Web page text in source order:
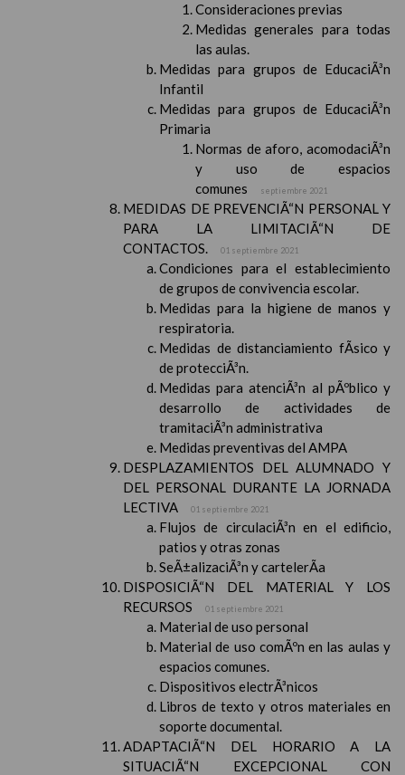
Consideraciones previas
Medidas generales para todas
las aulas.
Medidas para grupos de EducaciÃ³n
Infantil
Medidas para grupos de EducaciÃ³n
Primaria
Normas de aforo, acomodaciÃ³n
y uso de espacios
comunes
septiembre 2021
MEDIDAS DE PREVENCIÃ“N PERSONAL Y
PARA LA LIMITACIÃ“N DE
CONTACTOS.
01 septiembre 2021
Condiciones para el establecimiento
de grupos de convivencia escolar.
Medidas para la higiene de manos y
respiratoria.
Medidas de distanciamiento fÃ­sico y
de protecciÃ³n.
Medidas para atenciÃ³n al pÃºblico y
desarrollo de actividades de
tramitaciÃ³n administrativa
Medidas preventivas del AMPA
DESPLAZAMIENTOS DEL ALUMNADO Y
DEL PERSONAL DURANTE LA JORNADA
LECTIVA
01 septiembre 2021
Flujos de circulaciÃ³n en el edificio,
patios y otras zonas
SeÃ±alizaciÃ³n y cartelerÃ­a
DISPOSICIÃ“N DEL MATERIAL Y LOS
RECURSOS
01 septiembre 2021
Material de uso personal
Material de uso comÃºn en las aulas y
espacios comunes.
Dispositivos electrÃ³nicos
Libros de texto y otros materiales en
soporte documental.
ADAPTACIÃ“N DEL HORARIO A LA
SITUACIÃ“N EXCEPCIONAL CON